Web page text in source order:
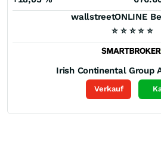
wallstreetONLINE
⭐ ⭐ ⭐ ⭐ ⭐
Irish Continental Group
Verkauf